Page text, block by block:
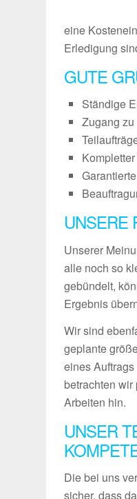
eine
Erledigung
GUTE
Ständige
Zugang
UNSERE
Unserer
alle noch so
gebündelt,
Ergebnis
Wir sind
geplante
eines
betrachten
Arbeiten hin.
UNSER
Die bei uns
sicher, dass